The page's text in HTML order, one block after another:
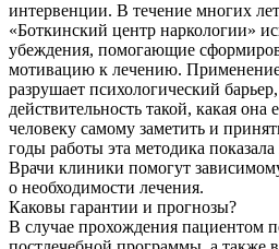
интервенции. В течение многих
«Боткинский центр наркологии»
убеждения, помогающие
мотивацию к лечению. Применение
разрушает психологический
действительность такой, какая она
человеку самому заметить и
годы работы эта методика
Врачи клиники помогут
о необходимости лечения.
Каковы гарантии и прогнозы?
В случае прохождения пациентом